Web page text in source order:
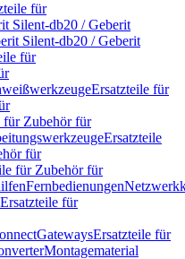
für
Silent-db20 / Geberit
Silent-db20 / Geberit
für
Ersatzteile für
für Zubehör für
Ersatzteile
für
für Zubehör für
Fernbedienungen
Ersatzteile für
GatewaysErsatzteile für
Montagematerial